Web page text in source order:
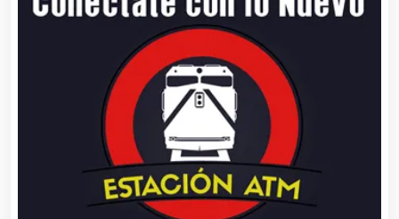
Clínicas de Rehabilitación
Clínicas y Hospitales
Clubes Deportivos